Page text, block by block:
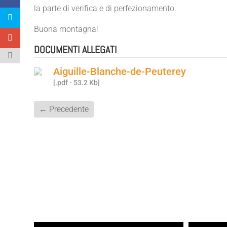
la parte di verifica e di perfezionamento.
Buona montagna!
DOCUMENTI ALLEGATI
Aiguille-Blanche-de-Peuterey
[.pdf - 53.2 Kb]
← Precedente